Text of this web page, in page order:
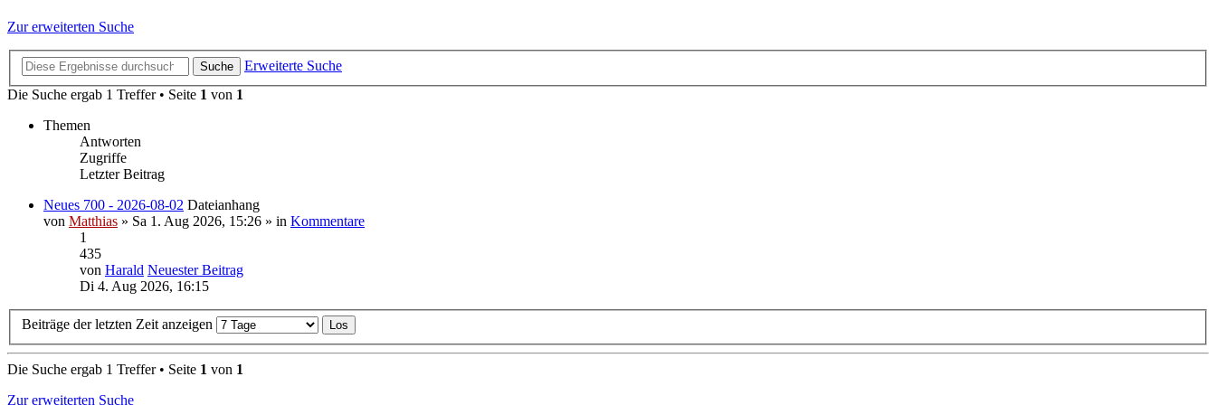
Zur erweiterten Suche
Suche
Erweiterte Suche
Die Suche ergab 1 Treffer • Seite 1 von 1
Themen
Antworten
Zugriffe
Letzter Beitrag
Neues 700 - 2026-08-02 Dateianhang
von Matthias » Sa 1. Aug 2026, 15:26 » in Kommentare
1
435
von Harald Neuester Beitrag
Di 4. Aug 2026, 16:15
Beiträge der letzten Zeit anzeigen
Die Suche ergab 1 Treffer • Seite 1 von 1
Zur erweiterten Suche